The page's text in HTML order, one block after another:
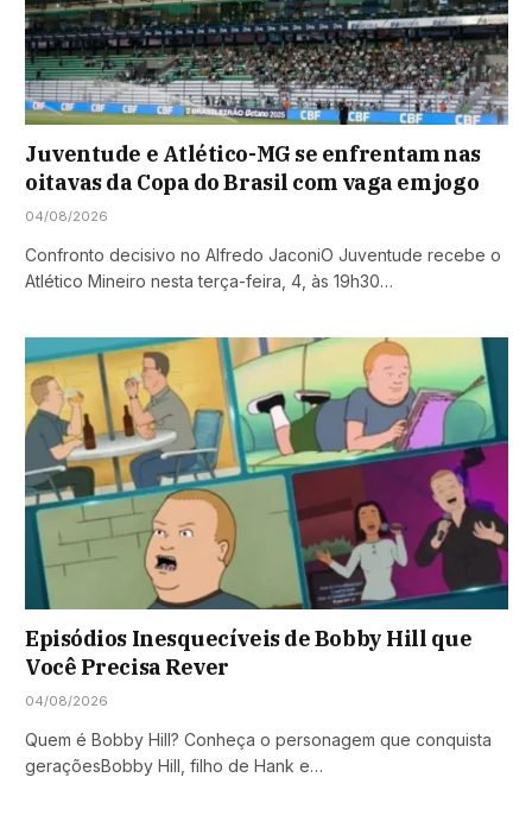
Juventude e Atlético-MG se enfrentam nas
oitavas da Copa do Brasil com vaga em jogo
04/08/2026
Confronto decisivo no Alfredo JaconiO Juventude recebe o
Atlético Mineiro nesta terça-feira, 4, às 19h30…
Episódios Inesquecíveis de Bobby Hill que
Você Precisa Rever
04/08/2026
Quem é Bobby Hill? Conheça o personagem que conquista
geraçõesBobby Hill, filho de Hank e…